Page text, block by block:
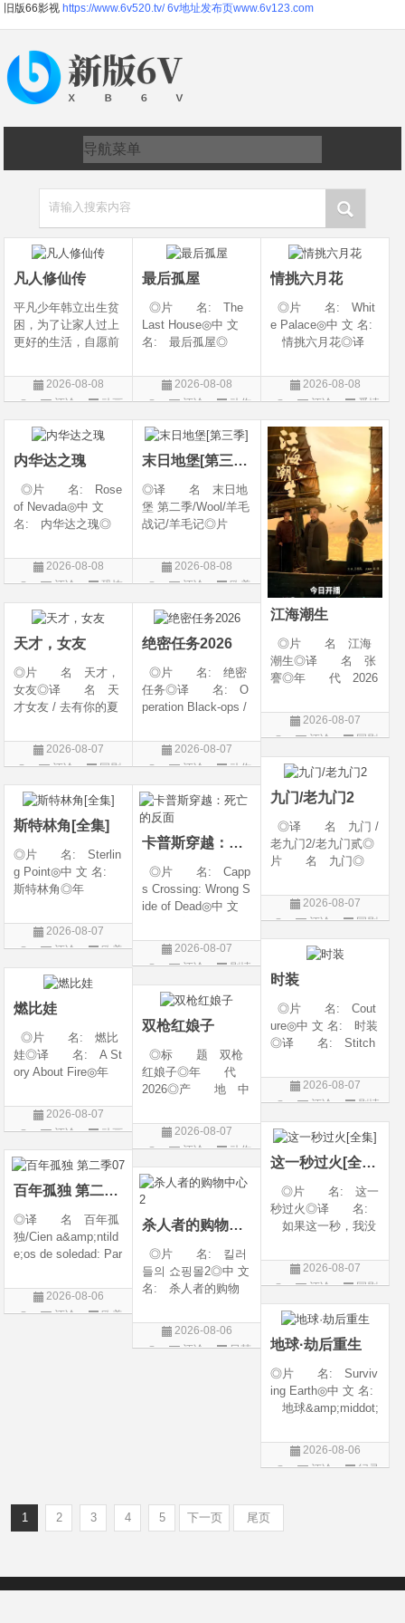
旧版66影视 https://www.6v520.tv/ 6v地址发布页www.6v123.com
请输入搜索内容
凡人修仙传
平凡少年韩立出生贫
困，为了让家人过上
更好的生活，自愿前
核，最终被墨大夫收
入门下。 墨大夫一
养、传授医术，让韩
立对他非常感激，但
随着一同入
2026-08-08
评论
动画
片
最后孤屋
◎片 名: The
Last House◎中 文
名: 最后孤屋◎
Eleven Eight One S
even◎年 代: 2
国 / 法国 / 美国◎
类 别: 动作 /
2026-08-08
评论
动作
片
情挑六月花
◎片 名: Whit
e Palace◎中 文 名:
情挑六月花◎译
道之恋 / 白色宫殿◎
年 代: 1990◎
类 别: 剧情 / 爱
情◎语
2026-08-08
评论
爱情
片
内华达之瑰
◎片 名: Rose
of Nevada◎中 文
名: 内华达之瑰◎
玫瑰 / 英伦转生号
(港) / 谜航(台)◎年
地: 英国◎类
别: 剧情 / 恐
2026-08-08
评论
恐怖
片
末日地堡[第三季]
◎译 名 末日地
堡 第二季/Wool/羊毛
战记/羊毛记◎片
◎年 代 2024◎
产 地 美国◎
幻 / 悬疑◎语
言 英语◎上映日
2026-08-08
评论
欧美
剧
江海潮生
◎片 名 江海
潮生◎译 名 张
謇◎年 代 2026
陆◎类 别 传记
/ 历史 / 古装◎语
上映日期 2026-07-
20(中国大陆)◎
2026-08-07
评论
国剧
天才，女友
◎片 名 天才，
女友◎译 名 天
才女友 / 去有你的夏
年 代 2026◎
产 地 中国大陆
爱情◎语 言 汉
语普通话◎上映日期
2026-08-07
评论
国剧
绝密任务2026
◎片 名: 绝密
任务◎译 名: O
peration Black-ops /
&amp;middot;绝密任
务◎年 代: 202
大陆◎类 别:
动作 / 战争 / 犯
2026-08-07
评论
动作
片
九门/老九门2
◎译 名 九门 /
老九门2/老九门贰◎
片 名 九门◎
产 地 中国大陆
◎类 别 剧情 /
言 汉语普通话◎上
映日期 2026-07
2026-08-07
评论
国剧
斯特林角[全集]
◎片 名: Sterlin
g Point◎中 文 名:
斯特林角◎年
地: 美国◎类
别: 剧情◎语
期: 2026-08-05(美
国)◎IMDb评分: 6
2026-08-07
评论
欧美
剧
卡普斯穿越：死亡的反面
◎片 名: Capp
s Crossing: Wrong S
ide of Dead◎中 文
死亡的反面◎年
代: 2026◎产
别: 剧情 / 悬疑 / 惊
悚 / 犯罪◎语
2026-08-07
评论
剧情
片
时装
◎片 名: Cout
ure◎中 文 名: 时装
◎译 名: Stitch
(台)◎年 代: 20
25◎产 地: 法
剧情◎语 言:
法语 /
2026-08-07
评论
剧情
片
燃比娃
◎片 名: 燃比
娃◎译 名: A St
ory About Fire◎年
地: 中国大陆◎
类 别: 动画 / 奇
汉语普通话◎上映
日期: 202
2026-08-07
评论
动画
片
双枪红娘子
◎标 题 双枪
红娘子◎年 代
2026◎产 地 中
剧情 / 动作 / 战争◎
上映日期 2026-08-
链接 https://movie.
douban.com/s
2026-08-07
评论
动作
片
这一秒过火[全集]
◎片 名: 这一
秒过火◎译 名:
如果这一秒，我没
年 代: 2026◎
产 地: 中国大
情 / 爱情◎语 言:
汉语普通话◎上映
2026-08-07
评论
国剧
百年孤独 第二季07
◎译 名 百年孤
独/Cien a&amp;ntild
e;os de soledad: Par
ears of Solitude/One
Hundred Years of So
2026-08-06
评论
欧美
杀人者的购物中心2
◎片 名: 킬러
들의 쇼핑몰2◎中 文
名: 杀人者的购物
A Shop for Killers S
2 / A Shop for Killers
2026-08-06
评论
日韩
地球·劫后重生
◎片 名: Surviv
ing Earth◎中 文 名:
地球&amp;middot;
名: 幸存地球◎
年 代: 2026◎
◎上映
2026-08-06
评论
纪录
1 2 3 4 5 下一页 尾页